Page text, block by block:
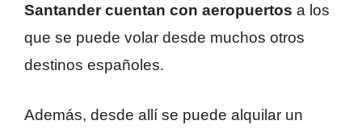
Santander cuentan con aeropuertos a los
que se puede volar desde muchos otros
destinos españoles.
Además, desde allí se puede alquilar un